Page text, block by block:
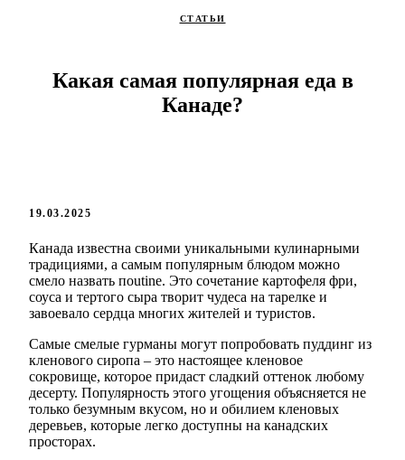
СТАТЬИ
Какая самая популярная еда в
Канаде?
19.03.2025
Канада известна своими уникальными кулинарными
традициями, а самым популярным блюдом можно
смело назвать пoutine. Это сочетание картофеля фри,
соуса и тертого сыра творит чудеса на тарелке и
завоевало сердца многих жителей и туристов.
Самые смелые гурманы могут попробовать пуддинг из
кленового сиропа – это настоящее кленовое
сокровище, которое придаст сладкий оттенок любому
десерту. Популярность этого угощения объясняется не
только безумным вкусом, но и обилием кленовых
деревьев, которые легко доступны на канадских
просторах.